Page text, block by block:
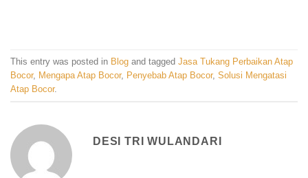
This entry was posted in Blog and tagged Jasa Tukang Perbaikan Atap
Bocor, Mengapa Atap Bocor, Penyebab Atap Bocor, Solusi Mengatasi
Atap Bocor.
DESI TRI WULANDARI